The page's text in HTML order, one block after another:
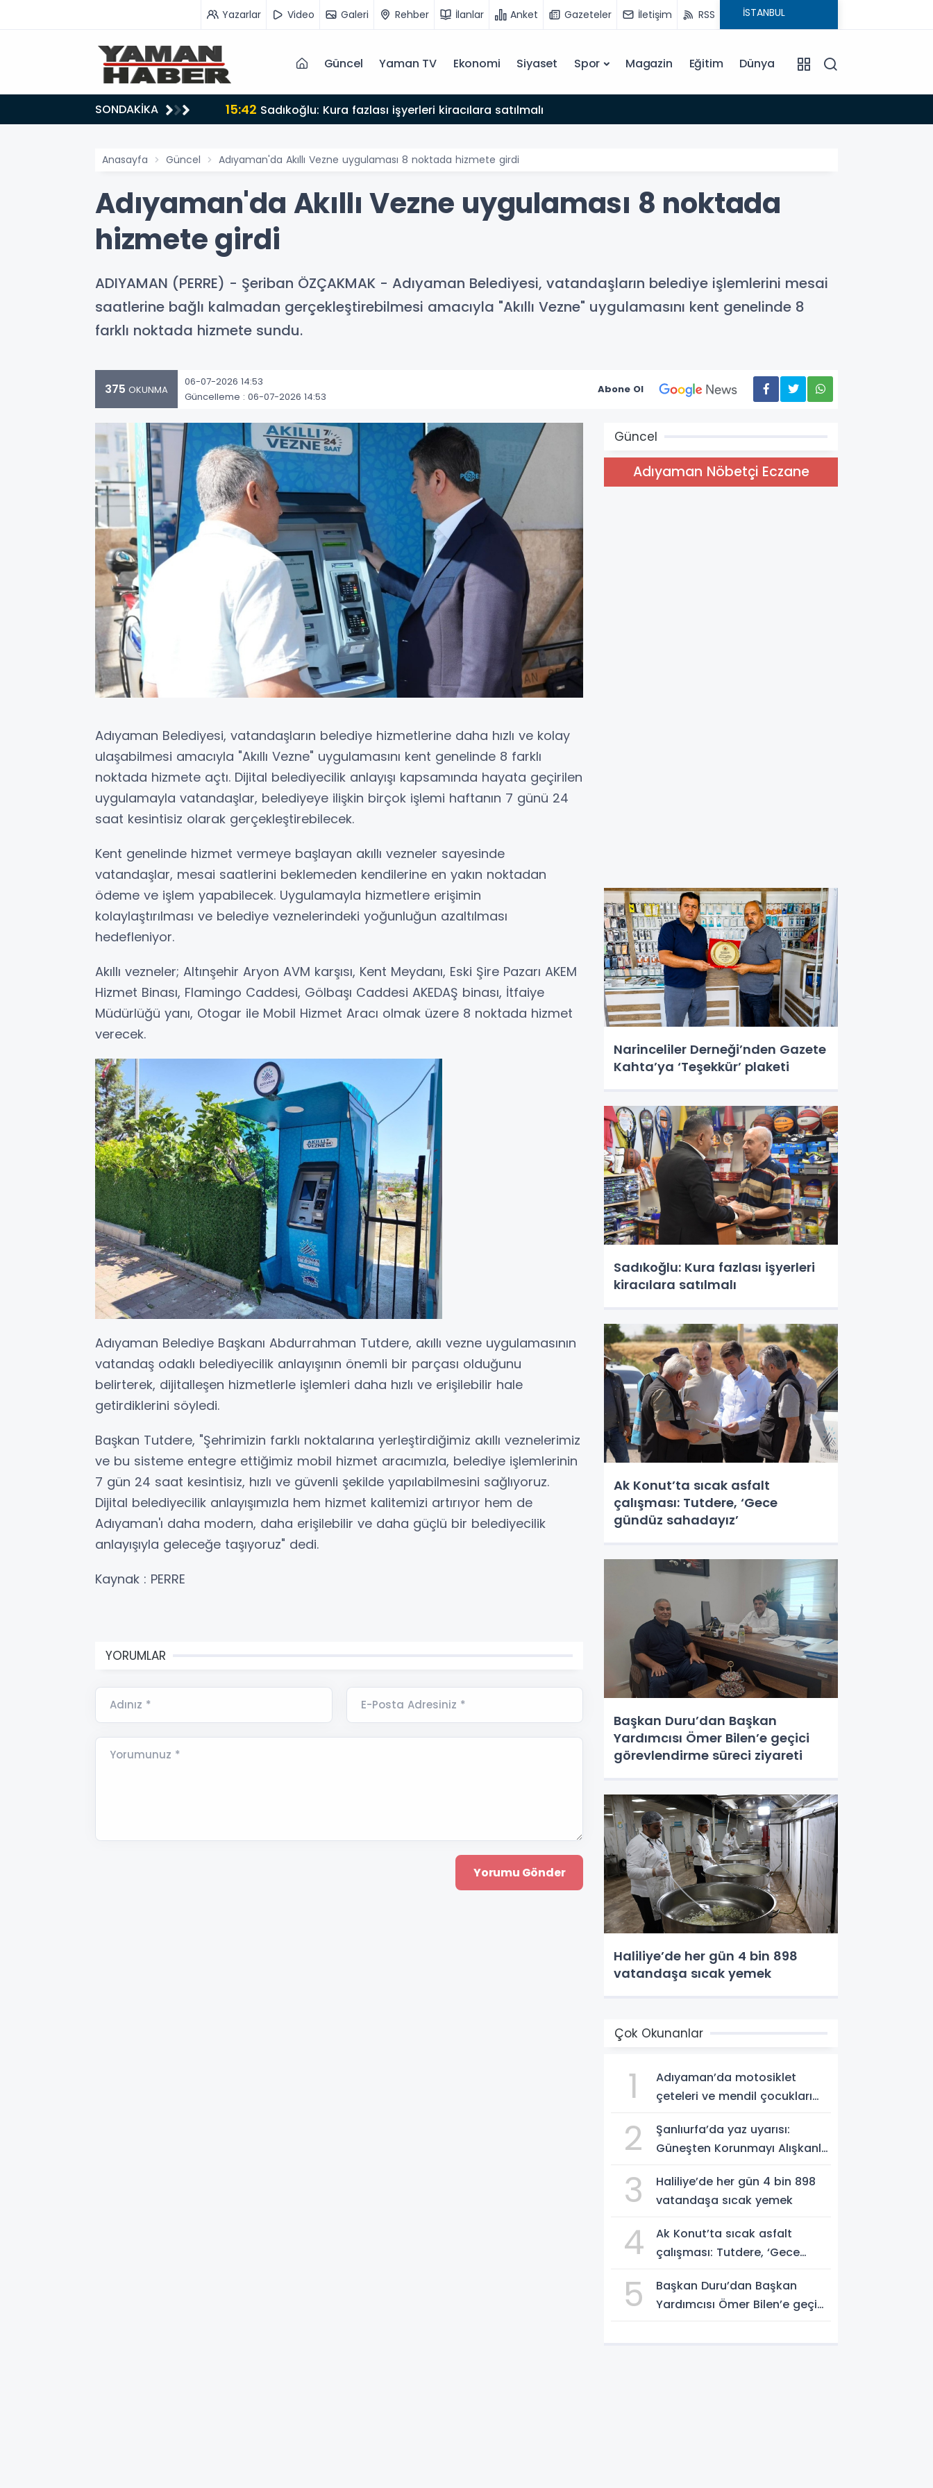
Yazarlar Video Galeri Rehber İlanlar Anket Gazeteler İletişim RSS
Güncel Yaman TV Ekonomi Siyaset Spor Magazin Eğitim Dünya
SONDAKİKA
tarafında olmayı seçtim’ 15:42 Sadıkoğlu: Kura fazlası işyerleri kiracılara satılmalı
Anasayfa Güncel Adıyaman'da Akıllı Vezne uygulaması 8 noktada hizmete girdi
Adıyaman'da Akıllı Vezne uygulaması 8 noktada
hizmete girdi
ADIYAMAN (PERRE) - Şeriban ÖZÇAKMAK - Adıyaman Belediyesi, vatandaşların belediye işlemlerini mesai
saatlerine bağlı kalmadan gerçekleştirebilmesi amacıyla "Akıllı Vezne" uygulamasını kent genelinde 8
farklı noktada hizmete sundu.
375 OKUNMA
06-07-2026 14:53
Güncelleme : 06-07-2026 14:53
Abone Ol
Adıyaman Belediyesi, vatandaşların belediye hizmetlerine daha hızlı ve kolay
ulaşabilmesi amacıyla "Akıllı Vezne" uygulamasını kent genelinde 8 farklı
noktada hizmete açtı. Dijital belediyecilik anlayışı kapsamında hayata geçirilen
uygulamayla vatandaşlar, belediyeye ilişkin birçok işlemi haftanın 7 günü 24
saat kesintisiz olarak gerçekleştirebilecek.
Kent genelinde hizmet vermeye başlayan akıllı vezneler sayesinde
vatandaşlar, mesai saatlerini beklemeden kendilerine en yakın noktadan
ödeme ve işlem yapabilecek. Uygulamayla hizmetlere erişimin
kolaylaştırılması ve belediye veznelerindeki yoğunluğun azaltılması
hedefleniyor.
Akıllı vezneler; Altınşehir Aryon AVM karşısı, Kent Meydanı, Eski Şire Pazarı AKEM
Hizmet Binası, Flamingo Caddesi, Gölbaşı Caddesi AKEDAŞ binası, İtfaiye
Müdürlüğü yanı, Otogar ile Mobil Hizmet Aracı olmak üzere 8 noktada hizmet
verecek.
Adıyaman Belediye Başkanı Abdurrahman Tutdere, akıllı vezne uygulamasının
vatandaş odaklı belediyecilik anlayışının önemli bir parçası olduğunu
belirterek, dijitalleşen hizmetlerle işlemleri daha hızlı ve erişilebilir hale
getirdiklerini söyledi.
Başkan Tutdere, "Şehrimizin farklı noktalarına yerleştirdiğimiz akıllı veznelerimiz
ve bu sisteme entegre ettiğimiz mobil hizmet aracımızla, belediye işlemlerinin
7 gün 24 saat kesintisiz, hızlı ve güvenli şekilde yapılabilmesini sağlıyoruz.
Dijital belediyecilik anlayışımızla hem hizmet kalitemizi artırıyor hem de
Adıyaman'ı daha modern, daha erişilebilir ve daha güçlü bir belediyecilik
anlayışıyla geleceğe taşıyoruz" dedi.
Kaynak : PERRE
YORUMLAR
Adınız * E-Posta Adresiniz *
Yorumunuz *
Güncel
Adıyaman Nöbetçi Eczane
Narinceliler Derneği’nden Gazete
Kahta’ya ‘Teşekkür’ plaketi
Sadıkoğlu: Kura fazlası işyerleri
kiracılara satılmalı
Ak Konut’ta sıcak asfalt
çalışması: Tutdere, ‘Gece
gündüz sahadayız’
Başkan Duru’dan Başkan
Yardımcısı Ömer Bilen’e geçici
görevlendirme süreci ziyareti
Haliliye’de her gün 4 bin 898
vatandaşa sıcak yemek
Çok Okunanlar
1
Adıyaman’da motosiklet
çeteleri ve mendil çocukları
2
Şanlıurfa’da yaz uyarısı:
Güneşten Korunmayı Alışkanlık
3
Haliliye’de her gün 4 bin 898
vatandaşa sıcak yemek
4
Ak Konut’ta sıcak asfalt
çalışması: Tutdere, ‘Gece
5
Başkan Duru’dan Başkan
Yardımcısı Ömer Bilen’e geçici